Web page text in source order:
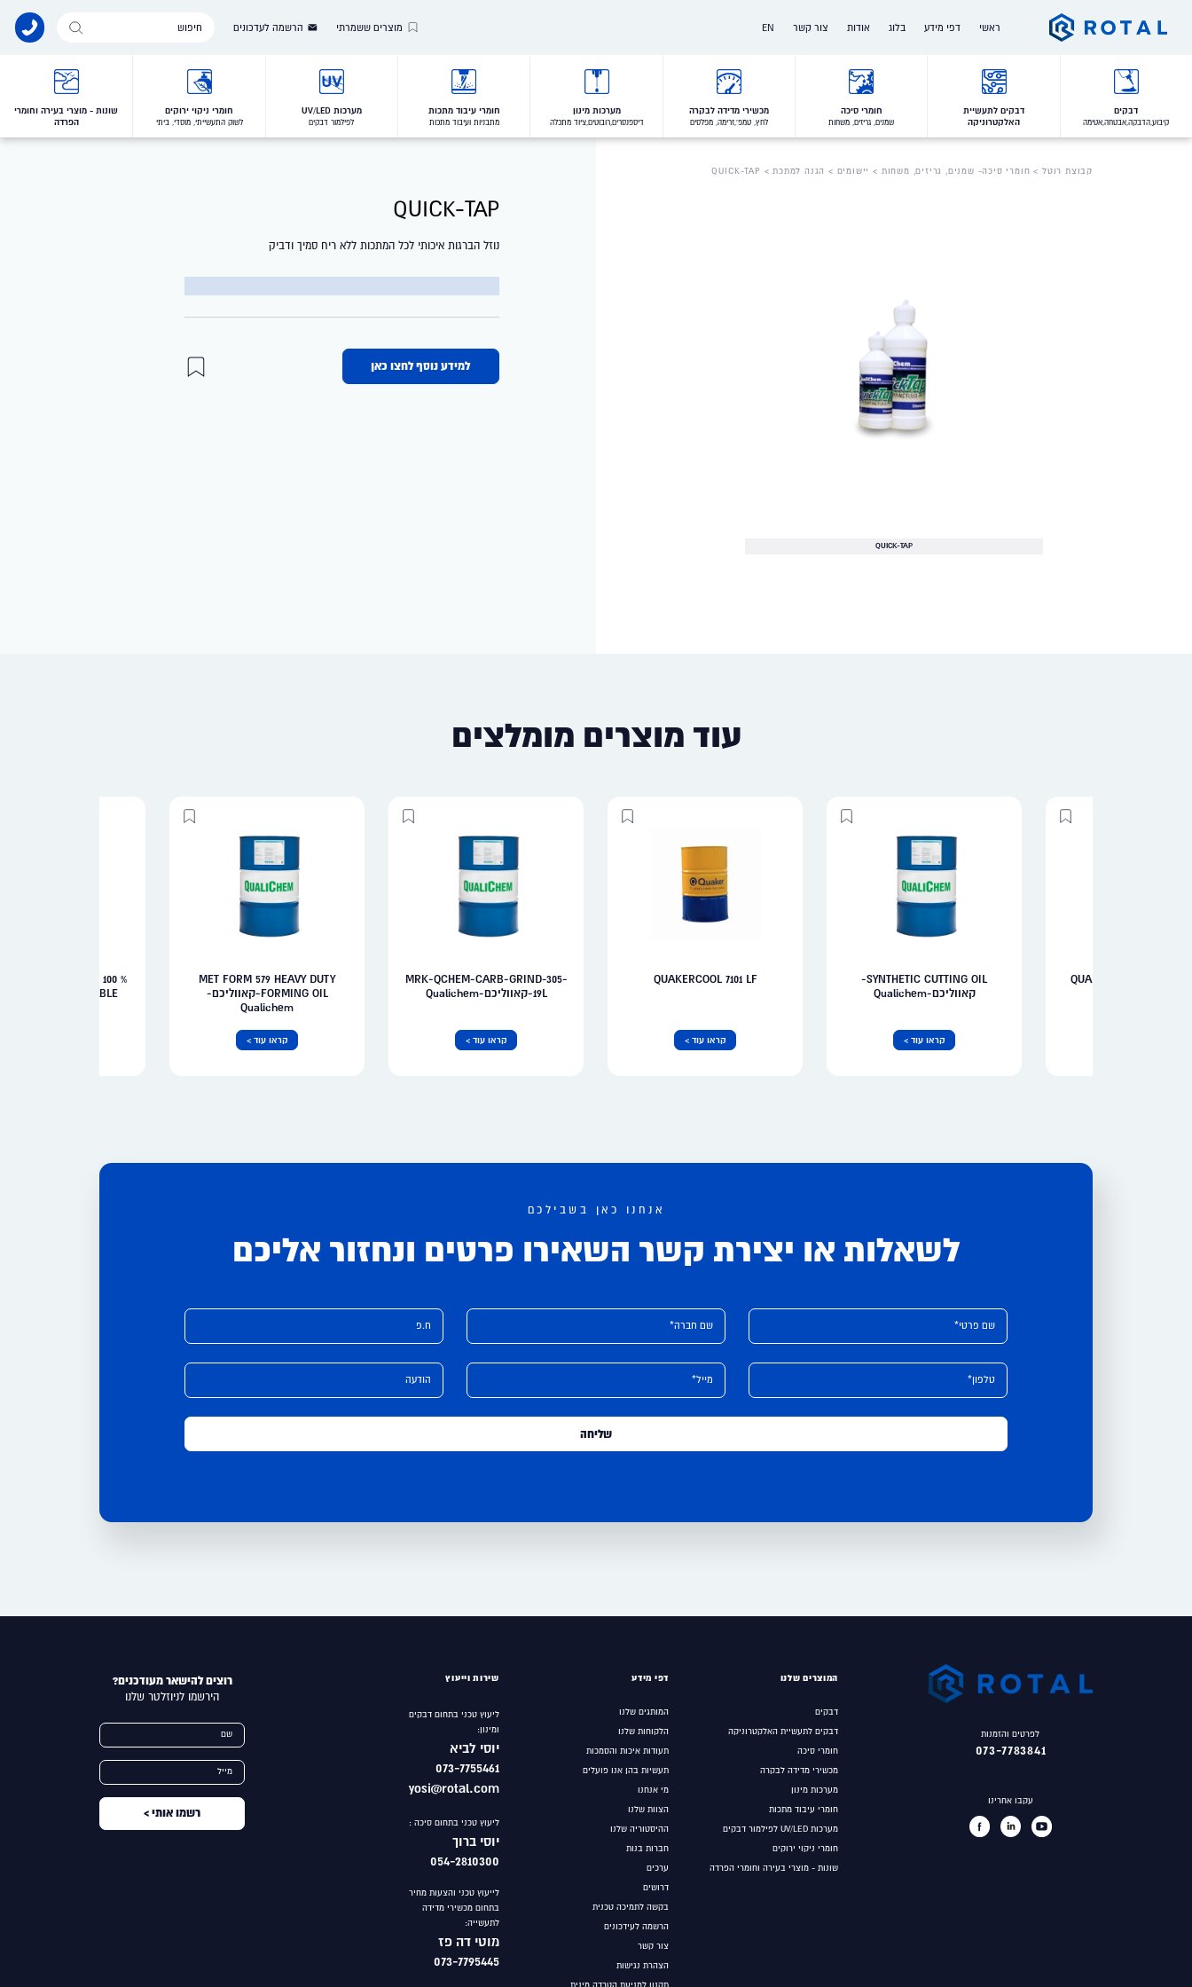
ראשי דפי מידע בלוג אודות
הצוות שלנו
צור קשר EN
Our Clients
מוצרים ששמרתי הרשמה לעדכונים
search
דבקים
קיבוע,הדבקה,אבטחה,אטימה
דבקים לתעשיית
האלקטרוניקה
חומרי סיכה
שמנים, גריזים, משחות
מכשירי מדידה לבקרה
לחץ, טמפ',זרימה, מפלסים
מערכות מינון
דיספנסרים,רובוטים,ציוד מתכלה
חומרי עיבוד מתכות
מתבניות ועיבוד מתכות
מערכות UV/LED
לפילמור דבקים
חומרי ניקוי ירוקים
לשוק התעשייתי, מוסדי, ביתי
שונות - מוצרי בעירה וחומרי
הפרדה
קבוצת רוטל > חומרי סיכה- שמנים, גריזים, משחות > יישומים > הגנה למתכת> QUICK-TAP
QUICK-TAP
QUICK-TAP
נוזל הברגות איכותי לכל המתכות ללא ריח סמיך ודביק
למידע נוסף לחצו כאן
עוד מוצרים מומלצים
QUALICHEM AQUA
SYNTHETIC CUTTING OIL-
קאווליכם-Qualichem
קראו עוד >
QUAKERCOOL 7101 LF
קראו עוד >
MRK-QCHEM-CARB-GRIND-305-
19L-קאווליכם-Qualichem
קראו עוד >
MET FORM 579 HEAVY DUTY
FORMING OIL-קאווליכם-
Qualichem
קראו עוד >
BASE DEGREASER 100 %
אנחנו כאן בשבילכם
לשאלות או יצירת קשר השאירו פרטים ונחזור אליכם
Please leave this field empty.
שם פרטי* שם חברה* ח.פ
טלפון* מייל* הודעה
Alternative:
לפרטים והזמנות
073-7783841
עקבו אחרינו
המוצרים שלנו
דבקים
דבקים לתעשיית האלקטרוניקה
חומרי סיכה
מכשירי מדידה לבקרה
מערכות מינון
חומרי עיבוד מתכות
מערכות UV/LED לפילמור דבקים
חומרי ניקוי ירוקים
שונות - מוצרי בעירה וחומרי הפרדה
דפי מידע
המותגים שלנו
הלקוחות שלנו
תעודות איכות והסמכות
תעשיות בהן אנו פועלים
מי אנחנו
הצוות שלנו
ההיסטוריה שלנו
חברות בנות
ערכים
דרושים
בקשה לתמיכה טכנית
הרשמה לעידכונים
צור קשר
הצהרת נגישות
תקנון למניעת הטרדה מינית
שירות וייעוץ
ליעוץ טכני בתחום דבקים
ומינון:
יוסי לביא
073-7755461
yosi@rotal.com
ליעוץ טכני בתחום סיכה :
יוסי ברוך
054-2810300
לייעוץ טכני והצעות מחיר
בתחום מכשירי מדידה
לתעשייה:
מוטי דה פז
073-7795445
רוצים להישאר מעודכנים?
הירשמו לניוזלטר שלנו
שם
מייל
Alternative: